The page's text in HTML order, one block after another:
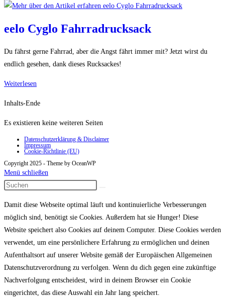
eelo Cyglo Fahrradrucksack
Du fährst gerne Fahrrad, aber die Angst fährt immer mit? Jetzt wirst du
endlich gesehen, dank dieses Rucksackes!
Weiterlesen
Inhalts-Ende
Es existieren keine weiteren Seiten
Datenschutzerklärung & Disclaimer
Impressum
Cookie-Richtlinie (EU)
Copyright 2025 - Theme by OceanWP
Menü schließen
Damit diese Webseite optimal läuft und kontinuierliche Verbesserungen
möglich sind, benötigt sie Cookies. Außerdem hat sie Hunger! Diese
Website speichert also Cookies auf deinem Computer. Diese Cookies werden
verwendet, um eine persönlichere Erfahrung zu ermöglichen und deinen
Aufenthaltsort auf unserer Website gemäß der Europäischen Allgemeinen
Datenschutzverordnung zu verfolgen. Wenn du dich gegen eine zukünftige
Nachverfolgung entscheidest, wird in deinem Browser ein Cookie
eingerichtet, das diese Auswahl ein Jahr lang speichert.